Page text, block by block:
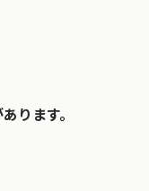
ります。